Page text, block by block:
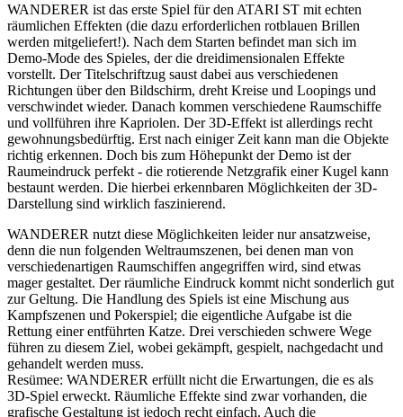
WANDERER ist das erste Spiel für den ATARI ST mit echten
räumlichen Effekten (die dazu erforderlichen rotblauen Brillen
werden mitgeliefert!). Nach dem Starten befindet man sich im
Demo-Mode des Spieles, der die dreidimensionalen Effekte
vorstellt. Der Titelschriftzug saust dabei aus verschiedenen
Richtungen über den Bildschirm, dreht Kreise und Loopings und
verschwindet wieder. Danach kommen verschiedene Raumschiffe
und vollführen ihre Kapriolen. Der 3D-Effekt ist allerdings recht
gewohnungsbedürftig. Erst nach einiger Zeit kann man die Objekte
richtig erkennen. Doch bis zum Höhepunkt der Demo ist der
Raumeindruck perfekt - die rotierende Netzgrafik einer Kugel kann
bestaunt werden. Die hierbei erkennbaren Möglichkeiten der 3D-
Darstellung sind wirklich faszinierend.
WANDERER nutzt diese Möglichkeiten leider nur ansatzweise,
denn die nun folgenden Weltraumszenen, bei denen man von
verschiedenartigen Raumschiffen angegriffen wird, sind etwas
mager gestaltet. Der räumliche Eindruck kommt nicht sonderlich gut
zur Geltung. Die Handlung des Spiels ist eine Mischung aus
Kampfszenen und Pokerspiel; die eigentliche Aufgabe ist die
Rettung einer entführten Katze. Drei verschieden schwere Wege
führen zu diesem Ziel, wobei gekämpft, gespielt, nachgedacht und
gehandelt werden muss.
Resümee: WANDERER erfüllt nicht die Erwartungen, die es als
3D-Spiel erweckt. Räumliche Effekte sind zwar vorhanden, die
grafische Gestaltung ist jedoch recht einfach. Auch die